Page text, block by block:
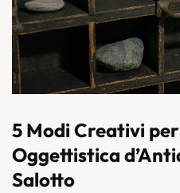
5 Modi Creativi
Oggettistica
Salotto